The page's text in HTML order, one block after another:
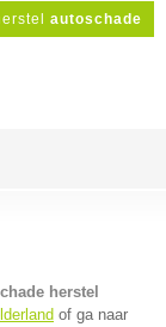
autoschade
herstel
of ga naar